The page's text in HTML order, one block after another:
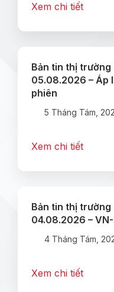
Xem chi tiết
Bản tin thị
05.08.2026 – Áp
phiên
5 Tháng Tám,
Xem chi tiết
Bản tin thị
04.08.2026 –
4 Tháng Tám,
Xem chi tiết